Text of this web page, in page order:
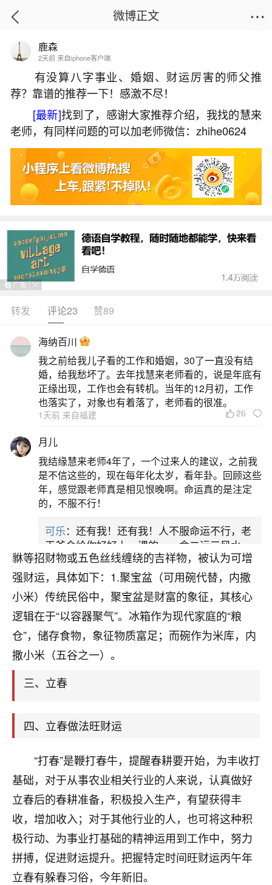
首页
立春增加财运
2026-05-30 16:03:17 6 6 赞
生活中像立春增加财运都是很常见的问题，但
是小问题不注意可能会引起大麻烦，下面就这个问
题给大家做一些解读：
一、立春怎样旺运
一、早起开窗迎新气立春当日建议早起，打开
家中窗户促进空气流通，排出浊气，接收新一年的
好运。若条件允许，可在躲春结束后（如2026年立
春躲春时间为凌晨03:01
二、立春冰箱上放什么招财
立春时，在冰箱上放置聚宝盆、迷你米缸、貔
貅等招财物或五色丝线缠绕的吉祥物，被认为可增
强财运，具体如下：1.聚宝盆（可用碗代替，内撒
小米）传统民俗中，聚宝盆是财富的象征，其核心
逻辑在于“以容器聚气”。冰箱作为现代家庭的“粮
仓”，储存食物，象征物质富足；而碗作为米库，内
撒小米（五谷之一）。
三、立春
四、立春做法旺财运
“打春”是鞭打春牛，提醒春耕要开始，为丰收打
基础，对于从事农业相关行业的人来说，认真做好
立春后的春耕准备，积极投入生产，有望获得丰
收，增加收入；对于其他行业的人，也可将这种积
极行动、为事业打基础的精神运用到工作中，努力
拼搏，促进财运提升。把握特定时间旺财运丙午年
立春有躲春习俗，今年新旧。
微博正文
鹿森
2天前 来自iphone客户端
有没算八字事业、婚姻、财运厉害的师父推
荐？靠谱的推荐一下！感激不尽！
[最新]找到了，感谢大家推荐介绍，我找的慧来
老师，有同样问题的可以加老师微信：zhihe0624
转发 评论23 赞89
海纳百川
我之前给我儿子看的工作和婚姻，30了一直没有结
婚，给我愁坏了。去年找慧来老师看的，说是年底有
正缘出现，工作也会有转机。当年的12月初，工作
也落实了，对象也有着落了，老师看的很准。
1天前 来自福建 26
月儿
我结缘慧来老师4年了，一个过来人的建议，之前我
是不信这些的，现在每年化太岁，看年卦。回顾这些
年，感觉跟老师真是相见恨晚啊。命运真的是注定
的，不服不行！
可乐：还有我！还有我！人不服命运不行，老
天爷会给你好好上一课的。一命二运三风水，
哪样不服都不行！
平安是福：我也是每年找老师化太岁，看年
卦，认识老师3年了，都是缘分啊！
17分钟前 来自湖北 19
心若莲花
我是做餐饮的，这两年，生意屡屡受挫，店开一家关
一家，要么生意不好，生意好的就出事。前些年攒的
家底快败光了，真是倒霉！我也想找人看看到底怎么
鹿森：你可以找老师看看，人有时不服命不行
太阳当空赵：我也做餐饮的，生意不算大，但
是我从找店开始都是找慧来老师跟进的，选
址、风水、还有开业日子，哪哪都看了，虽然
大环境不好，但是我家生意还可以，前几天又
刚找老师做了补财库，希望财运更好一点！
2小时前 来自海南 18
梦醒时分